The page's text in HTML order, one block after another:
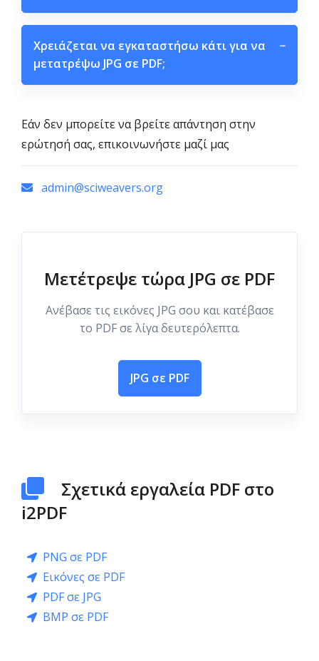
Χρειάζεται να εγκαταστήσω κάτι για να
μετατρέψω JPG σε PDF;
−
Εάν δεν μπορείτε να βρείτε απάντηση στην
ερώτησή σας, επικοινωνήστε μαζί μας
admin@sciweavers.org
Μετέτρεψε τώρα JPG σε PDF
Ανέβασε τις εικόνες JPG σου και κατέβασε
το PDF σε λίγα δευτερόλεπτα.
JPG σε PDF
Σχετικά εργαλεία PDF στο
i2PDF
PNG σε PDF
Εικόνες σε PDF
PDF σε JPG
BMP σε PDF